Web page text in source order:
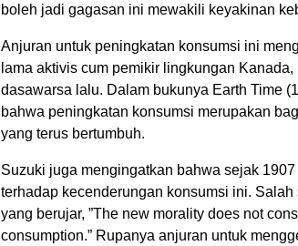
boleh jadi gagasan ini mewakili keyakinan
Anjuran untuk peningkatan konsumsi ini
lama aktivis cum pemikir lingkungan
dasawarsa lalu. Dalam bukunya Earth Time
bahwa peningkatan konsumsi merupakan
yang terus bertumbuh.
Suzuki juga mengingatkan bahwa sejak
terhadap kecenderungan konsumsi ini.
yang berujar, ”The new morality does not
consumption.” Rupanya anjuran untuk